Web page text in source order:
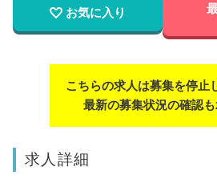
お気に入り
こちらの求人は募集を停止
最新の募集状況の確認も
求人詳細